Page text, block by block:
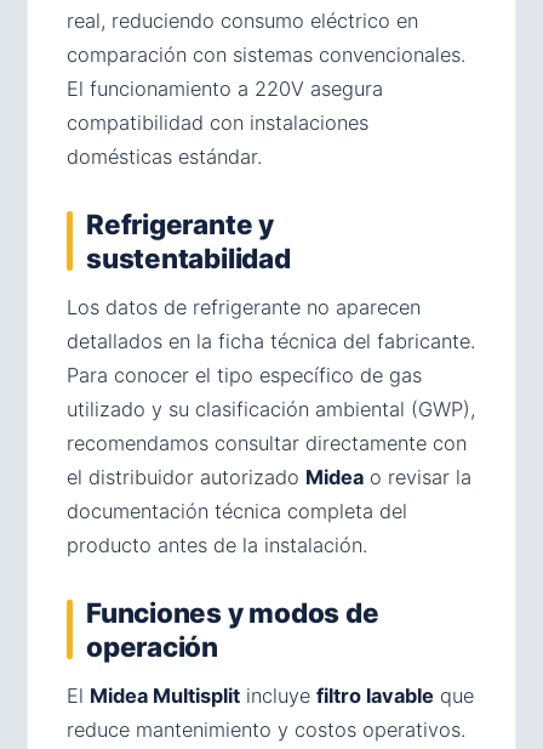
real, reduciendo consumo eléctrico en
comparación con sistemas convencionales.
El funcionamiento a 220V asegura
compatibilidad con instalaciones
domésticas estándar.
Refrigerante y
sustentabilidad
Los datos de refrigerante no aparecen
detallados en la ficha técnica del fabricante.
Para conocer el tipo específico de gas
utilizado y su clasificación ambiental (GWP),
recomendamos consultar directamente con
el distribuidor autorizado Midea o revisar la
documentación técnica completa del
producto antes de la instalación.
Funciones y modos de
operación
El Midea Multisplit incluye filtro lavable que
reduce mantenimiento y costos operativos.